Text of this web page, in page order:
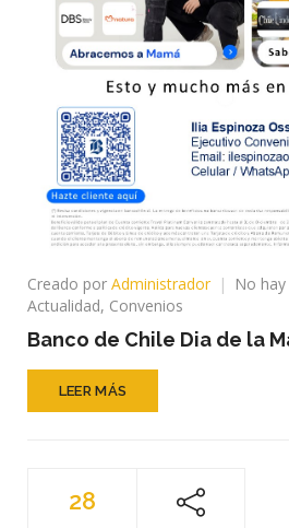
Creado por Administrador No
Actualidad, Convenios
Banco de Chile Dia de la
LEER MÁS
28